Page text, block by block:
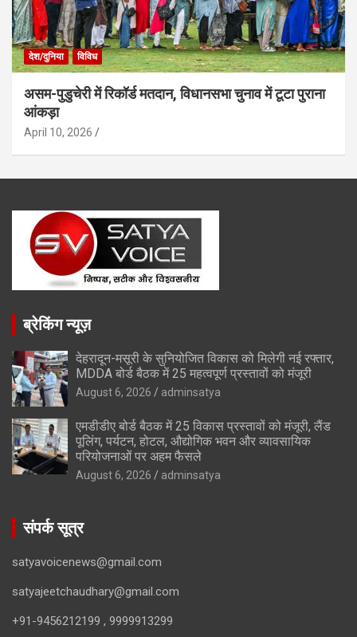
देश/दुनिया विविध
असम-पुडुचेरी में रिकॉर्ड मतदान, विधानसभा चुनाव में टूटा पुराना
आंकड़ा
April 10, 2026
ब्रेकिंग न्यूज़
देहरादून-मसूरी के सुनियोजित विकास को मिलेगी नई रफ्तार,
MDDA बोर्ड बैठक में 25 महत्वपूर्ण प्रस्तावों को मंजूरी
August 6, 2026 adminsatya
एमडीडीए बोर्ड बैठक में 25 विकास प्रस्तावों को मंजूरी, लैंड
पूलिंग, पर्यटन, होटल, औद्योगिक भवन और व्यावसायिक
परियोजनाओं पर अहम फैसले
August 6, 2026 adminsatya
संपर्क सूत्र
satyavoicenews@gmail.com
satyajeetchaudhary@gmail.com
+91-9456212199 , 9999913299